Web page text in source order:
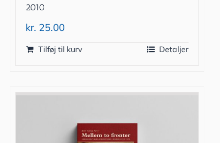
2010
kr. 25.00
Tilføj til kurv Detaljer